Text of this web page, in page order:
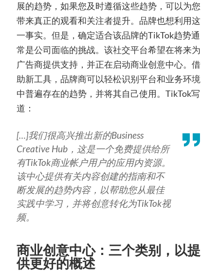
展的趋势，如果您及时遵循这些趋势，可以为您
带来真正的观看和关注者提升。品牌也想利用这
一事实。但是，确定适合该品牌的TikTok趋势通
常是公司面临的挑战。该社交平台希望在将来为
广告商提供支持，并正在启动商业创意中心。借
助新工具，品牌商可以轻松识别平台和业务环境
中普遍存在的趋势，并将其自己使用。TikTok写
道：
[…]我们很高兴推出新的Business
Creative Hub，这是一个免费提供给所
有TikTok商业帐户用户的应用内资源。
该中心提供有关内容创建的指南和不
断发展的趋势内容，以帮助您从最佳
实践中学习，并将创意转化为TikTok视
频。
商业创意中心：三个类别，以提
供更好的概述